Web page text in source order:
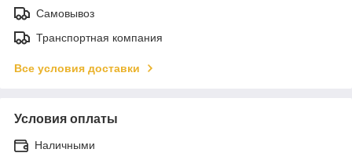
Самовывоз
Транспортная компания
Все условия доставки
Условия оплаты
Наличными